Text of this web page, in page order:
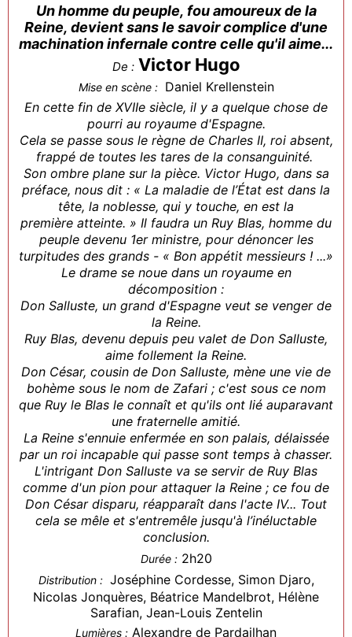
Un homme du peuple, fou amoureux de la
Reine, devient sans le savoir complice d'une
machination infernale contre celle qu'il aime...
De : Victor Hugo
Mise en scène : Daniel Krellenstein
En cette fin de XVIIe siècle, il y a quelque chose de
pourri au royaume d'Espagne.
Cela se passe sous le règne de Charles II, roi absent,
frappé de toutes les tares de la consanguinité.
Son ombre plane sur la pièce. Victor Hugo, dans sa
préface, nous dit : « La maladie de l’État est dans la
tête, la noblesse, qui y touche, en est la
première atteinte. » Il faudra un Ruy Blas, homme du
peuple devenu 1er ministre, pour dénoncer les
turpitudes des grands - « Bon appétit messieurs ! ...»
Le drame se noue dans un royaume en
décomposition :
Don Salluste, un grand d'Espagne veut se venger de
la Reine.
Ruy Blas, devenu depuis peu valet de Don Salluste,
aime follement la Reine.
Don César, cousin de Don Salluste, mène une vie de
bohème sous le nom de Zafari ; c'est sous ce nom
que Ruy le Blas le connaît et qu'ils ont lié auparavant
une fraternelle amitié.
La Reine s'ennuie enfermée en son palais, délaissée
par un roi incapable qui passe sont temps à chasser.
L'intrigant Don Salluste va se servir de Ruy Blas
comme d'un pion pour attaquer la Reine ; ce fou de
Don César disparu, réapparaît dans l'acte IV... Tout
cela se mêle et s'entremêle jusqu'à l’inéluctable
conclusion.
Durée : 2h20
Distribution : Joséphine Cordesse, Simon Djaro,
Nicolas Jonquères, Béatrice Mandelbrot, Hélène
Sarafian, Jean-Louis Zentelin
Lumières : Alexandre de Pardailhan